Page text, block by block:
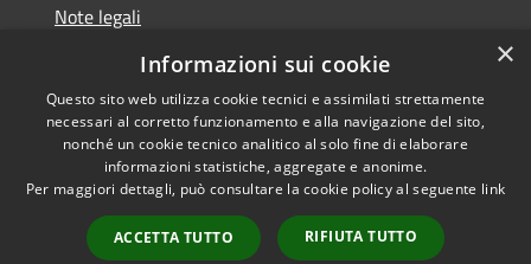
Note legali
Dichiarazione di accessibilità
Accessibilità
Copyright © 2026 • Comune di
Marsciano • Powered by
Municipium•
Accesso
×
Informazioni sui cookie
Questo sito web utilizza cookie tecnici e assimilati strettamente
necessari al corretto funzionamento e alla navigazione del sito,
nonché un cookie tecnico analitico al solo fine di elaborare
informazioni statistiche, aggregate e anonime.
Per maggiori dettagli, può consultare la cookie policy al seguente link
ACCETTA TUTTO RIFIUTA TUTTO